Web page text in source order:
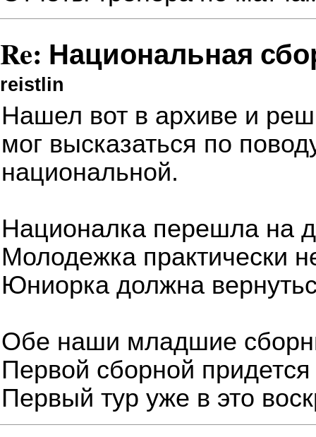
Re: Национальная
reistlin
Нашел вот в архиве и
мог высказаться по
национальной.
Националка перешла на
Молодежка практически
Юниорка должна
Обе наши младшие
Первой сборной придется
Первый тур уже в это